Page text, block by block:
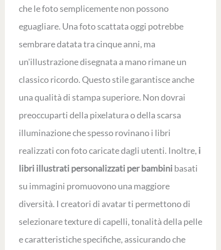
che le foto semplicemente non possono
eguagliare. Una foto scattata oggi potrebbe
sembrare datata tra cinque anni, ma
un'illustrazione disegnata a mano rimane un
classico ricordo. Questo stile garantisce anche
una qualità di stampa superiore. Non dovrai
preoccuparti della pixelatura o della scarsa
illuminazione che spesso rovinano i libri
realizzati con foto caricate dagli utenti. Inoltre, i
libri illustrati personalizzati per bambini basati
su immagini promuovono una maggiore
diversità. I creatori di avatar ti permettono di
selezionare texture di capelli, tonalità della pelle
e caratteristiche specifiche, assicurando che